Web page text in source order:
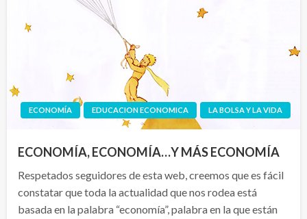
ECONOMÍA EDUCACION ECONOMICA LA BOLSA Y LA VIDA
ECONOMÍA, ECONOMÍA…Y MÁS ECONOMÍA
Respetados seguidores de esta web, creemos que es fácil
constatar que toda la actualidad que nos rodea está
basada en la palabra “economía”, palabra en la que están